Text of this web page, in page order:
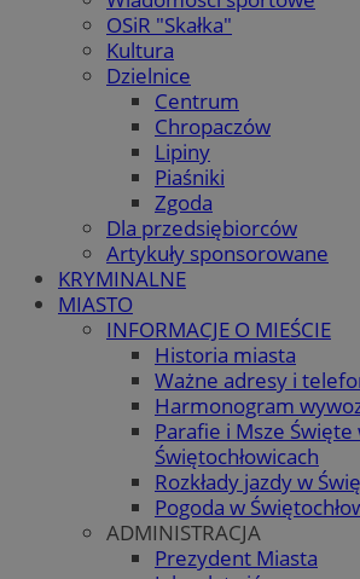
OSiR "Skałka"
Kultura
Dzielnice
Centrum
Chropaczów
Lipiny
Piaśniki
Zgoda
Dla przedsiębiorców
Artykuły sponsorowane
KRYMINALNE
MIASTO
INFORMACJE O MIEŚCIE
Historia miasta
Ważne adresy i
Harmonogram
Parafie i Msze Święte
Świętochłowicach
Rozkłady jazdy w
Pogoda w
ADMINISTRACJA
Prezydent Miasta